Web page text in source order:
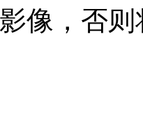
像，否